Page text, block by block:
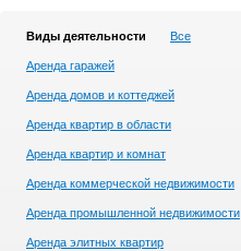
Виды деятельности Все
Аренда гаражей
Аренда домов и коттеджей
Аренда квартир в области
Аренда квартир и комнат
Аренда коммерческой недвижимости
Аренда промышленной недвижимости
Аренда элитных квартир